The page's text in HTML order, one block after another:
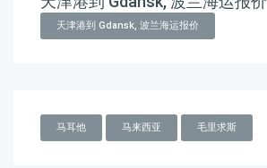
天津港到 Gdansk, 波兰海运报价
马耳他 马来西亚 毛里求斯